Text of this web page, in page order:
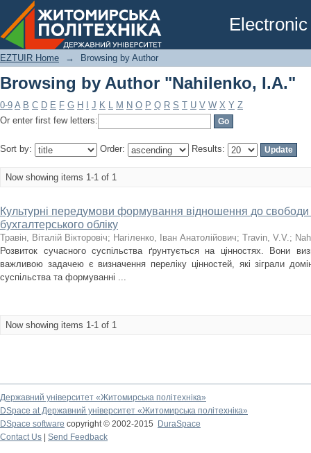
Browsing by Author "Nahilenko, I.A."
EZTUIR Home → Browsing by Author
Browsing by Author "Nahilenko, I.A."
0-9 A B C D E F G H J K L M N O P Q R S T U V W X Y Z
Or enter first few letters:
Sort by: Order: Results:
Now showing items 1-1 of 1
Культурні передумови формування відношення до свободи
бухгалтерського обліку
Травін, Віталій Вікторовіч; Нагіленко, Іван Анатолійович; Travin, V.V.;
Розвиток сучасного суспільства ґрунтується на цінностях. Вони
важливою задачею є визначення переліку цінностей, які зіграли
суспільства та формуванні ...
Now showing items 1-1 of 1
Державний університет «Житомирська політехніка»
DSpace at Державний університет «Житомирська політехніка»
DSpace software copyright © 2002-2015
DuraSpace
Contact Us
Send Feedback